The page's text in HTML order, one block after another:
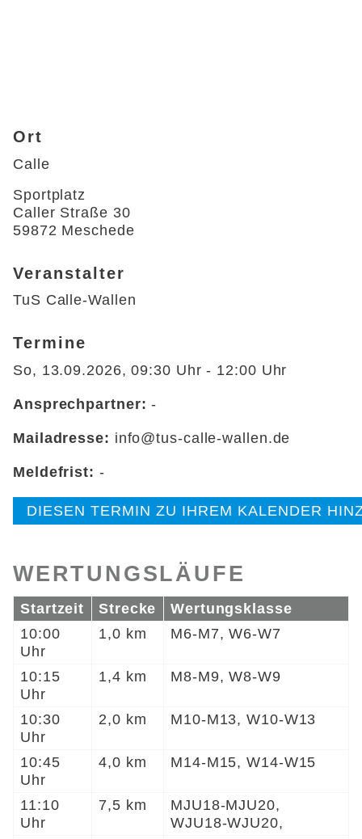
Ort
Calle
Sportplatz
Caller Straße 30
59872 Meschede
Veranstalter
TuS Calle-Wallen
Termine
So, 13.09.2026, 09:30 Uhr - 12:00 Uhr
Ansprechpartner:-
Mailadresse: info@tus-calle-wallen.de
Meldefrist: -
DIESEN TERMIN ZU IHREM KALENDER
WERTUNGSLÄUFE
Startzeit Strecke
Wertungsklasse
10:00
Uhr
1,0 km M6-M7, W6-W7
10:15
Uhr
1,4 km M8-M9, W8-W9
10:30
Uhr
2,0 km M10-M13, W10-W13
10:45
Uhr
4,0 km M14-M15, W14-W15
11:10
Uhr
7,5 km
MJU18-MJU20,
WJU18-WJU20,